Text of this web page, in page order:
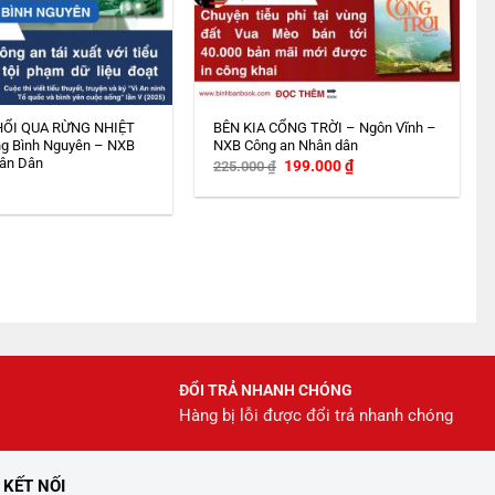
QUA RỪNG NHIỆT
Bình Nguyên – NXB
Dân
BÊN KIA CỔNG TRỜI – Ngôn Vĩnh –
NXB Công an Nhân dân
225.000₫ Giá
là:
199.000₫Giá
hiện
tại
ĐỔI TRẢ NHANH CHÓNG
Hàng bị lỗi được đổi trả nhanh chóng
KẾT NỐI